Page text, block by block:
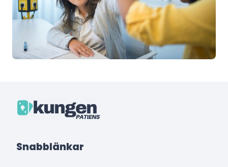
Snabblänkar